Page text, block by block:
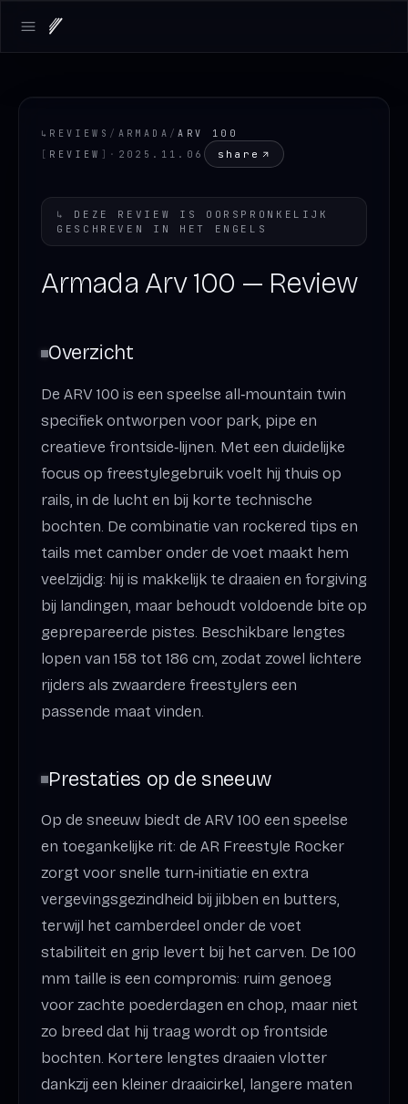
Open main menu
↳ REVIEWS / ARMADA /ARV 100
[ REVIEW ] · 2025.11.06 share
↳ DEZE REVIEW IS OORSPRONKELIJK
GESCHREVEN IN HET
ENGELS
Armada Arv 100 — Review
Overzicht
De ARV 100 is een speelse all‑mountain twin
specifiek ontworpen voor park, pipe en
creatieve frontside‑lijnen. Met een duidelijke
focus op freestylegebruik voelt hij thuis op
rails, in de lucht en bij korte technische
bochten. De combinatie van rockered tips en
tails met camber onder de voet maakt hem
veelzijdig: hij is makkelijk te draaien en forgiving
bij landingen, maar behoudt voldoende bite op
geprepareerde pistes. Beschikbare lengtes
lopen van 158 tot 186 cm, zodat zowel lichtere
rijders als zwaardere freestylers een
passende maat vinden.
Prestaties op de sneeuw
Op de sneeuw biedt de ARV 100 een speelse
en toegankelijke rit: de AR Freestyle Rocker
zorgt voor snelle turn‑initiatie en extra
vergevingsgezindheid bij jibben en butters,
terwijl het camberdeel onder de voet
stabiliteit en grip levert bij het carven. De 100
mm taille is een compromis: ruim genoeg
voor zachte poederdagen en chop, maar niet
zo breed dat hij traag wordt op frontside
bochten. Kortere lengtes draaien vlotter
dankzij een kleiner draaicirkel, langere maten